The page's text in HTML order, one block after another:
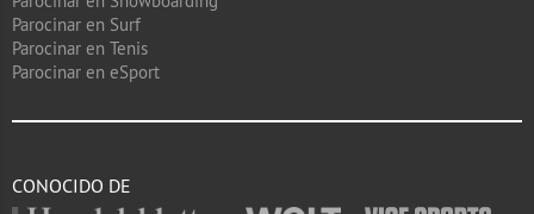
Parocinar en Surf
Parocinar en Tenis
Parocinar en eSport
CONOCIDO DE